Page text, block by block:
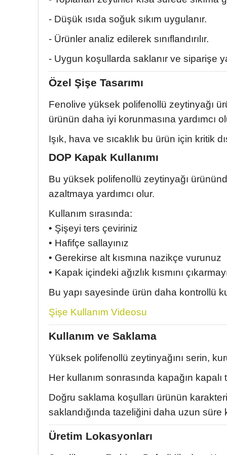
- Düşük ısıda soğuk sıkım uygulanır.
- Ürünler analiz edilerek sınıflandırılır.
- Uygun koşullarda saklanır ve siparişe
Özel Şişe Tasarımı
Fenolive yüksek polifenollü zeytinyağı
ürünün daha iyi korunmasına yardımcı
Işık, hava ve sıcaklık bu ürün için kritik
DOP Kapak Kullanımı
Bu yüksek polifenollü zeytinyağı
azaltmaya yardımcı olur.
Kullanım sırasında:
• Şişeyi ters çeviriniz
• Hafifçe sallayınız
• Gerekirse alt kısmına nazikçe vurunuz
• Kapak içindeki ağızlık kısmını
Bu yapı sayesinde ürün daha kontrollü
Şişe Kullanım Videosu
Kullanım ve Saklama
Yüksek polifenollü zeytinyağını serin,
Her kullanım sonrasında kapağın kapalı
Doğru saklama koşulları ürünün
saklandığında tazeliğini daha uzun süre
Üretim Lokasyonları